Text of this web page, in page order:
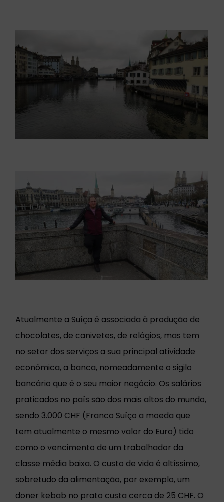
Atualmente a Suíça é associada à produção de
chocolates, de canivetes, de relógios, mas tem
no setor dos serviços a sua principal atividade
económica, a banca, nomeadamente o sigilo
bancário que é o seu maior negócio. Os salários
praticados no país são dos mais altos do mundo,
sendo 3.000 CHF (Franco Suíço a moeda que
tem atualmente o mesmo valor do Euro) tido
como o vencimento de um trabalhador da
classe média baixa. O custo de vida é altíssimo,
sobretudo da alimentação, por exemplo, um
doner kebab no prato custa cerca de 25 CHF. O